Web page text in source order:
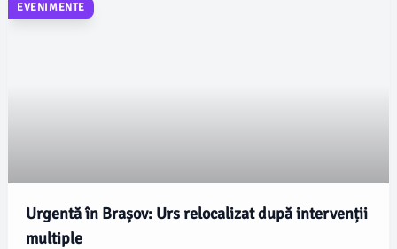
EVENIMENTE
Urgentă în Brașov: Urs relocalizat după intervenții
multiple